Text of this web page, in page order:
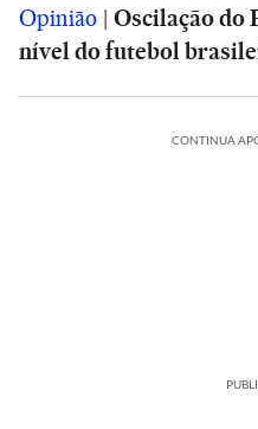
Opinião | Oscilação do
nível do futebol
CONTINUA